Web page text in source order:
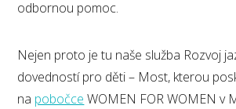
odbornou pomoc.
Nejen proto je tu naše služba Rozvoj
dovedností pro děti – Most, kterou
na pobočce WOMEN FOR WOMEN v